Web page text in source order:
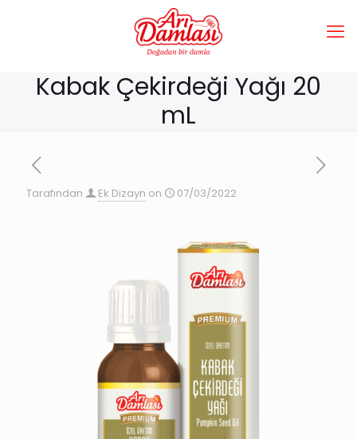
Kabak Çekirdeği Yağı 20
mL
Tarafından Ek Dizayn on 07/03/2022